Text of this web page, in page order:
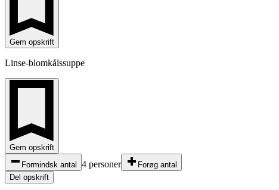
Gem opskrift
Linse-blomkålssuppe
Gem opskrift
Formindsk antal 4 personer
Forøg antal
Del opskrift